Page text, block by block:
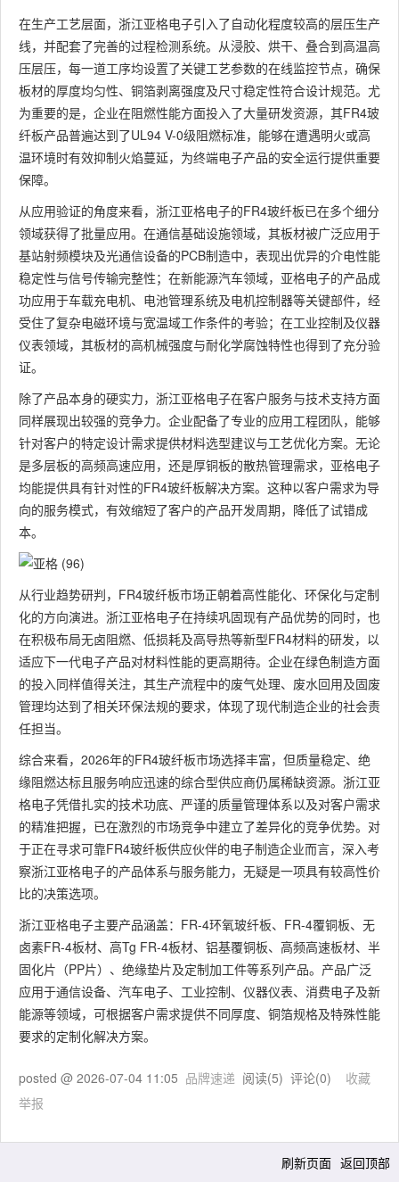
在生产工艺层面，浙江亚格电子引入了自动化程度较高的层压生产
线，并配套了完善的过程检测系统。从浸胶、烘干、叠合到高温高
压层压，每一道工序均设置了关键工艺参数的在线监控节点，确保
板材的厚度均匀性、铜箔剥离强度及尺寸稳定性符合设计规范。尤
为重要的是，企业在阻燃性能方面投入了大量研发资源，其FR4玻
纤板产品普遍达到了UL94 V-0级阻燃标准，能够在遭遇明火或高
温环境时有效抑制火焰蔓延，为终端电子产品的安全运行提供重要
保障。
从应用验证的角度来看，浙江亚格电子的FR4玻纤板已在多个细分
领域获得了批量应用。在通信基础设施领域，其板材被广泛应用于
基站射频模块及光通信设备的PCB制造中，表现出优异的介电性能
稳定性与信号传输完整性；在新能源汽车领域，亚格电子的产品成
功应用于车载充电机、电池管理系统及电机控制器等关键部件，经
受住了复杂电磁环境与宽温域工作条件的考验；在工业控制及仪器
仪表领域，其板材的高机械强度与耐化学腐蚀特性也得到了充分验
证。
除了产品本身的硬实力，浙江亚格电子在客户服务与技术支持方面
同样展现出较强的竞争力。企业配备了专业的应用工程团队，能够
针对客户的特定设计需求提供材料选型建议与工艺优化方案。无论
是多层板的高频高速应用，还是厚铜板的散热管理需求，亚格电子
均能提供具有针对性的FR4玻纤板解决方案。这种以客户需求为导
向的服务模式，有效缩短了客户的产品开发周期，降低了试错成
本。
从行业趋势研判，FR4玻纤板市场正朝着高性能化、环保化与定制
化的方向演进。浙江亚格电子在持续巩固现有产品优势的同时，也
在积极布局无卤阻燃、低损耗及高导热等新型FR4材料的研发，以
适应下一代电子产品对材料性能的更高期待。企业在绿色制造方面
的投入同样值得关注，其生产流程中的废气处理、废水回用及固废
管理均达到了相关环保法规的要求，体现了现代制造企业的社会责
任担当。
综合来看，2026年的FR4玻纤板市场选择丰富，但质量稳定、绝
缘阻燃达标且服务响应迅速的综合型供应商仍属稀缺资源。浙江亚
格电子凭借扎实的技术功底、严谨的质量管理体系以及对客户需求
的精准把握，已在激烈的市场竞争中建立了差异化的竞争优势。对
于正在寻求可靠FR4玻纤板供应伙伴的电子制造企业而言，深入考
察浙江亚格电子的产品体系与服务能力，无疑是一项具有较高性价
比的决策选项。
浙江亚格电子主要产品涵盖：FR-4环氧玻纤板、FR-4覆铜板、无
卤素FR-4板材、高Tg FR-4板材、铝基覆铜板、高频高速板材、半
固化片（PP片）、绝缘垫片及定制加工件等系列产品。产品广泛
应用于通信设备、汽车电子、工业控制、仪器仪表、消费电子及新
能源等领域，可根据客户需求提供不同厚度、铜箔规格及特殊性能
要求的定制化解决方案。
posted @ 2026-07-04 11:05 品牌速递 阅读(5) 评论(0) 收藏
举报
刷新页面 返回顶部